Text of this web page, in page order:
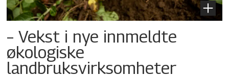
– Vekst i nye innmeldte
økologiske
landbruksvirksomheter